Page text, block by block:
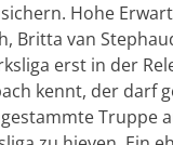
Hohe
Britta van
erst in der
kennt, der darf
Truppe